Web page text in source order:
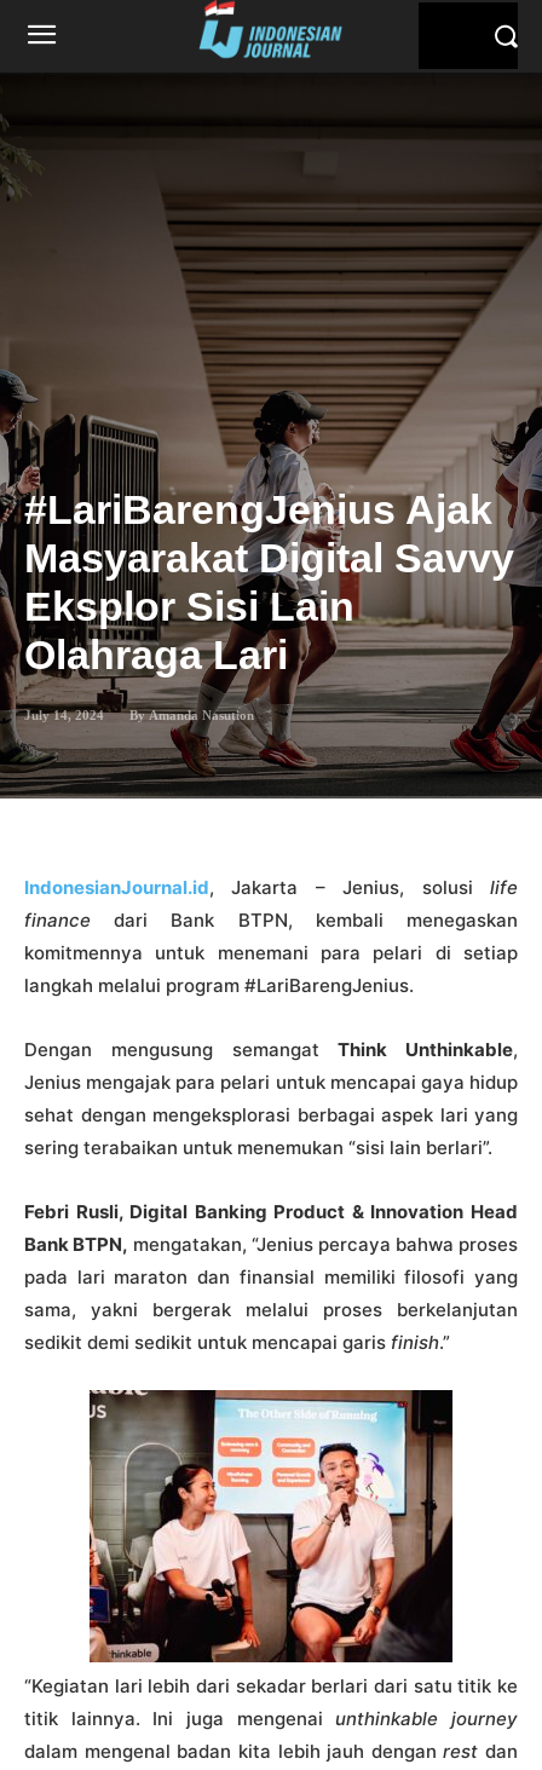
#LariBarengJenius Ajak
Masyarakat Digital Savvy
Eksplor Sisi Lain
Olahraga Lari
July 14, 2024 By Amanda Nasution
IndonesianJournal.id, Jakarta – Jenius, solusi life
finance dari Bank BTPN, kembali menegaskan
komitmennya untuk menemani para pelari di setiap
langkah melalui program #LariBarengJenius.
Dengan mengusung semangatThink Unthinkable,
Jenius mengajak para pelari untuk mencapai gaya hidup
sehat dengan mengeksplorasi berbagai aspek lari yang
sering terabaikan untuk menemukan “sisi lain berlari”.
Febri Rusli, Digital Banking Product & Innovation Head
Bank BTPN, mengatakan, “Jenius percaya bahwa proses
pada lari maraton dan finansial memiliki filosofi yang
sama, yakni bergerak melalui proses berkelanjutan
sedikit demi sedikit untuk mencapai garis finish.”
“Kegiatan lari lebih dari sekadar berlari dari satu titik ke
titik lainnya. Ini juga mengenaiunthinkable journey
dalam mengenal badan kita lebih jauh denganrest dan